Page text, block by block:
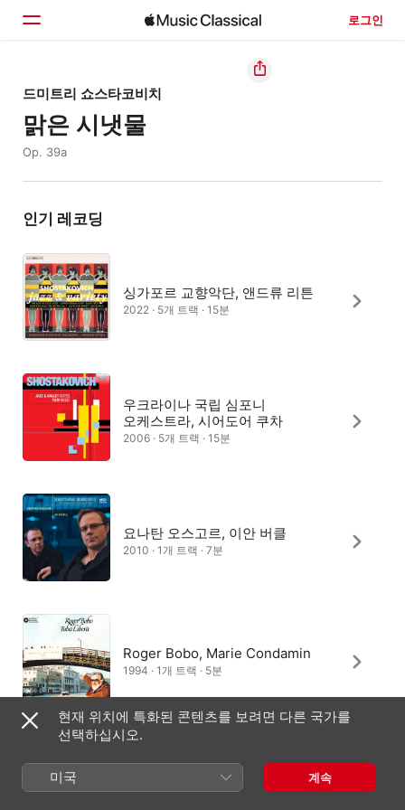
로그인
홈
둘러보기
드미트리 쇼스타코비치
맑은 시냇물
Op. 39a
인기 레코딩
싱가포르 교향악단, 앤드류 리튼
2022 · 5개 트랙 · 15분
우크라이나 국립 심포니
오케스트라, 시어도어 쿠차
2006 · 5개 트랙 · 15분
요나탄 오스고르, 이안 버클
2010 · 1개 트랙 · 7분
Roger Bobo, Marie Condamin
1994 · 1개 트랙 · 5분
줄리안 로이드 웨버, 런던 심포니
오케스트라, 막심 쇼스타코비치
현재 위치에 특화된 콘텐츠를 보려면 다른 국가를
선택하십시오.
미국 계속